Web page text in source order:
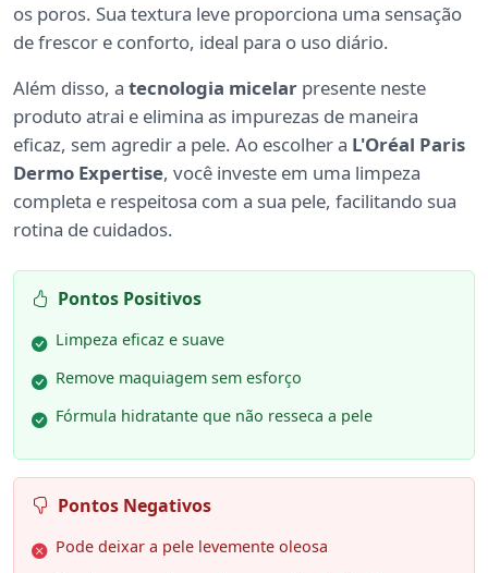
os poros. Sua textura leve proporciona uma sensação
de frescor e conforto, ideal para o uso diário.
Além disso, a tecnologia micelar presente neste
produto atrai e elimina as impurezas de maneira
eficaz, sem agredir a pele. Ao escolher a L'Oréal Paris
Dermo Expertise, você investe em uma limpeza
completa e respeitosa com a sua pele, facilitando sua
rotina de cuidados.
Pontos Positivos
Limpeza eficaz e suave
Remove maquiagem sem esforço
Fórmula hidratante que não resseca a pele
Pontos Negativos
Pode deixar a pele levemente oleosa